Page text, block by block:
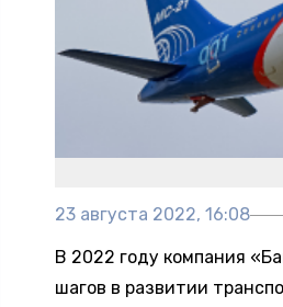
23 августа 2022, 16:08
В 2022 году компания
шагов в развитии